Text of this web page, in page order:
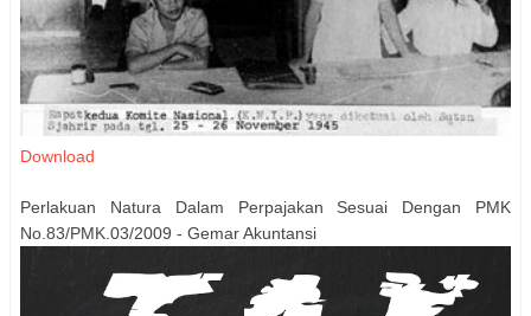
Download
Perlakuan Natura Dalam Perpajakan Sesuai Dengan PMK
No.83/PMK.03/2009 - Gemar Akuntansi